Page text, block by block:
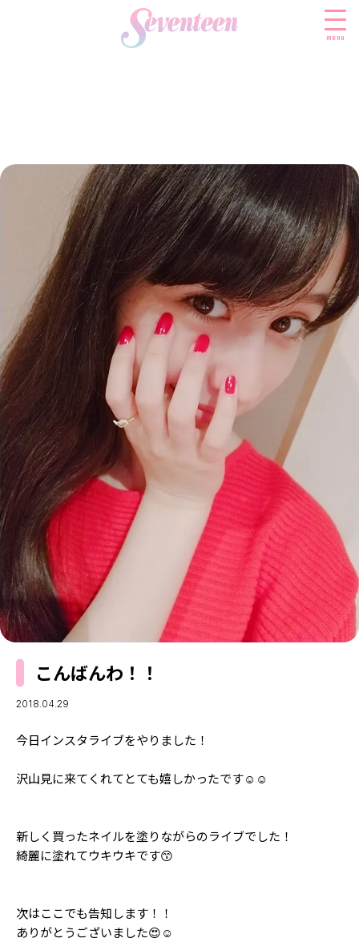
menu
FASHION
ファッションニュース
モデル私服
着回し
着痩せ
BEAUTY
ビューティニュース
トレンドメイク
ベストコスメ
ヘアアレンジ・ヘアケア
スキンケア
ボディケア
SCHOOL
スクールニュース
制服コーデ
学校ヘアメイク
勉強・受験・進路
ENTERTAINMENT
エンタメニュース
なにわ男子
K-POP
LIFESTYLE
ライフスタイルニュース
JKランキング・アワード
モデルの購入品
おでかけ
お悩み相談
JK TREND
JKトレンドニュース
MODELS
MODEL'S BLOG
TikTok
Instagram
YouTube
FORTUNE
ゲッターズ飯田
MISS SEVENTEEN
ミスセブンティーンニュース
MAGAZINE
バックナンバー
INFORMATION
Seventeenについて
新規会員登録・ログイン
こんばんわ！！
2018.04.29
今日インスタライブをやりました！
沢山見に来てくれてとても嬉しかったです☺☺
新しく買ったネイルを塗りながらのライブでした！
綺麗に塗れてウキウキです😙
次はここでも告知します！！
ありがとうございました😍☺